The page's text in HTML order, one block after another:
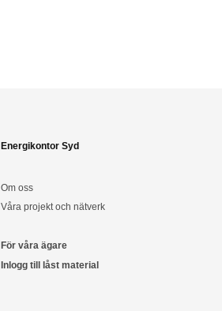
Energikontor Syd
Om oss
Våra projekt och nätverk
För våra ägare
Inlogg till låst material